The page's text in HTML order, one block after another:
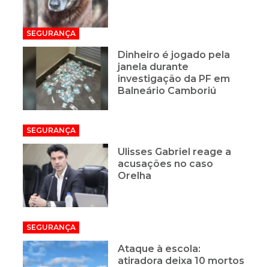
SEGURANÇA
Dinheiro é jogado pela
janela durante
investigação da PF em
Balneário Camboriú
SEGURANÇA
Ulisses Gabriel reage a
acusações no caso
Orelha
SEGURANÇA
Ataque à escola:
atiradora deixa 10 mortos